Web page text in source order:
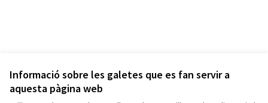
Informació sobre les galetes que es fan servir a
aquesta pàgina web